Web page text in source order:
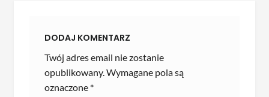
DODAJ KOMENTARZ
Twój adres email nie zostanie
opublikowany.Wymagane pola są
oznaczone *